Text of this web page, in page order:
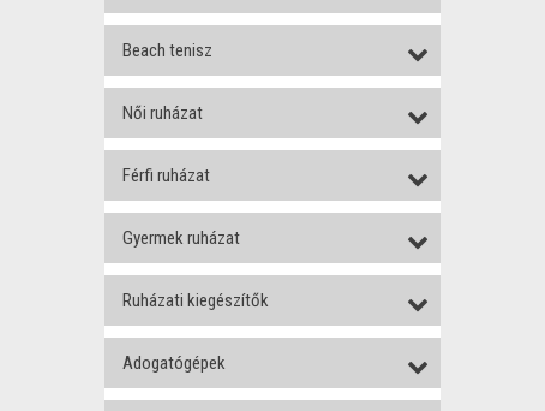
Beach tenisz
Női ruházat
Férfi ruházat
Gyermek ruházat
Ruházati kiegészítők
Adogatógépek